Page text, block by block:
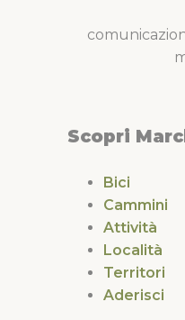
Scopri
Bici
Cammini
Attività
Località
Territori
Aderisci